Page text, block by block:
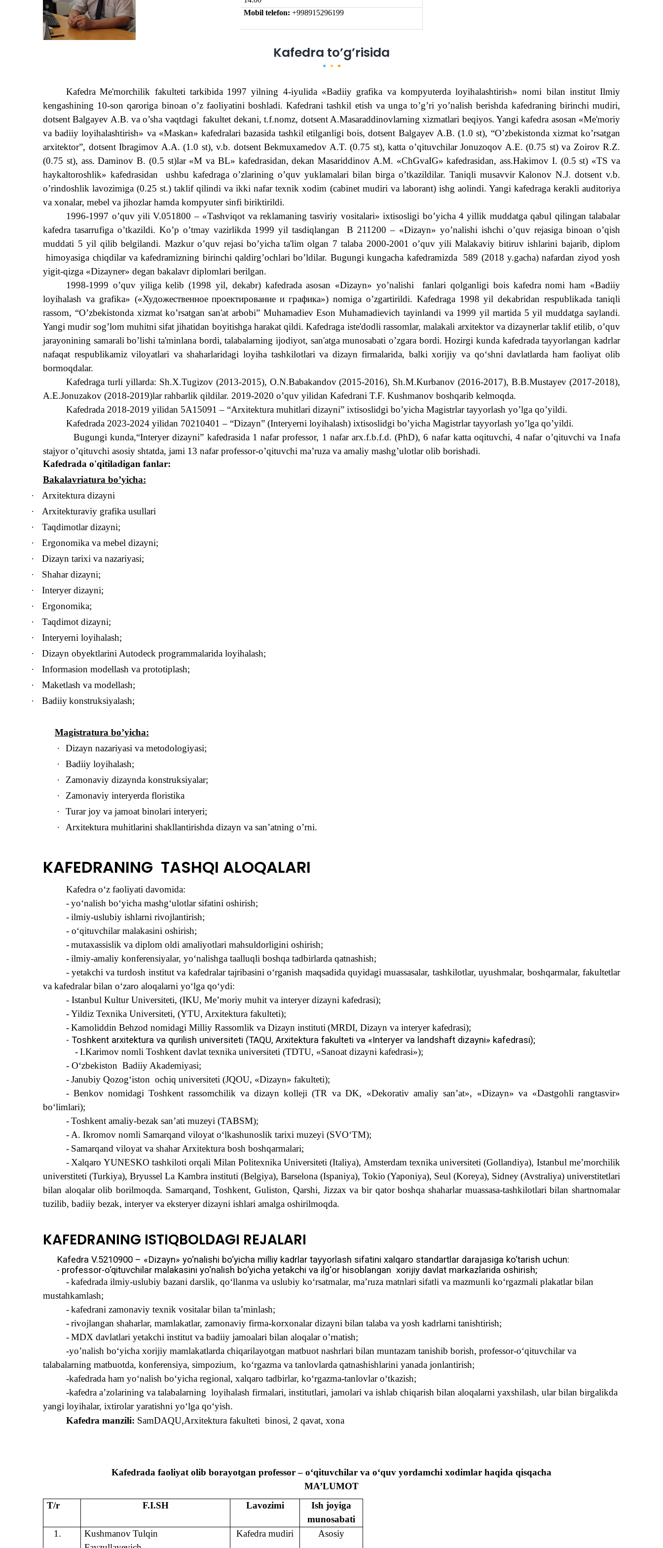
Mobil telefon:+998915296199
Kafedra to’g’risida
Kafedra Me'morchilik fakulteti tarkibida 1997 yilning 4-iyulida «Badiiy grafika va kompyuterda loyihalashtirish» nomi bilan institut Ilmiy
kengashining 10-son qaroriga binoan o’z faoliyatini boshladi. Kafedrani tashkil etish va unga to’g’ri yo’nalish berishda kafedraning birinchi mudiri,
dotsent Balgayev A.B. va o’sha vaqtdagi fakultet dekani, t.f.nomz, dotsent A.Masaraddinovlarning xizmatlari beqiyos. Yangi kafedra asosan «Me'moriy
va badiiy loyihalashtirish» va «Maskan» kafedralari bazasida tashkil etilganligi bois, dotsent Balgayev A.B. (1.0 st), “O’zbekistonda xizmat ko’rsatgan
arxitektor”, dotsent Ibragimov A.A. (1.0 st), v.b. dotsent Bekmuxamedov A.T. (0.75 st), katta o’qituvchilar Jonuzoqov A.E. (0.75 st) va Zoirov R.Z.
(0.75 st), ass. Daminov B. (0.5 st)lar «M va BL» kafedrasidan, dekan Masariddinov A.M. «ChGvaIG» kafedrasidan, ass.Hakimov I. (0.5 st) «TS va
haykaltoroshlik» kafedrasidan ushbu kafedraga o’zlarining o’quv yuklamalari bilan birga o’tkazildilar. Taniqli musavvir Kalonov N.J. dotsent v.b.
o’rindoshlik lavozimiga (0.25 st.) taklif qilindi va ikki nafar texnik xodim (cabinet mudiri va laborant) ishg aolindi. Yangi kafedraga kerakli auditoriya
va xonalar, mebel va jihozlar hamda kompyuter sinfi biriktirildi.
1996-1997 o’quv yili V.051800 – «Tashviqot va reklamaning tasviriy vositalari» ixtisosligi bo’yicha 4 yillik muddatga qabul qilingan talabalar
kafedra tasarrufiga o’tkazildi. Ko’p o’tmay vazirlikda 1999 yil tasdiqlangan B 211200 – «Dizayn» yo’nalishi ishchi o’quv rejasiga binoan o’qish
muddati 5 yil qilib belgilandi. Mazkur o’quv rejasi bo’yicha ta'lim olgan 7 talaba 2000-2001 o’quv yili Malakaviy bitiruv ishlarini bajarib, diplom
himoyasiga chiqdilar va kafedramizning birinchi qaldirg’ochlari bo’ldilar. Bugungi kungacha kafedramizda 589 (2018 y.gacha) nafardan ziyod yosh
yigit-qizga «Dizayner» degan bakalavr diplomlari berilgan.
1998-1999 o’quv yiliga kelib (1998 yil, dekabr) kafedrada asosan «Dizayn» yo’nalishi fanlari qolganligi bois kafedra nomi ham «Badiiy
loyihalash va grafika» («Художественное проектирование и графика») nomiga o’zgartirildi. Kafedraga 1998 yil dekabridan respublikada taniqli
rassom, “O’zbekistonda xizmat ko’rsatgan san'at arbobi” Muhamadiev Eson Muhamadievich tayinlandi va 1999 yil martida 5 yil muddatga saylandi.
Yangi mudir sog’lom muhitni sifat jihatidan boyitishga harakat qildi. Kafedraga iste'dodli rassomlar, malakali arxitektor va dizaynerlar taklif etilib, o’quv
jarayonining samarali bo’lishi ta'minlana bordi, talabalarning ijodiyot, san'atga munosabati o’zgara bordi. Hozirgi kunda kafedrada tayyorlangan kadrlar
nafaqat respublikamiz viloyatlari va shaharlaridagi loyiha tashkilotlari va dizayn firmalarida, balki xorijiy va qo‘shni davlatlarda ham faoliyat olib
bormoqdalar.
Kafedraga turli yillarda: Sh.X.Tugizov (2013-2015), O.N.Babakandov (2015-2016), Sh.M.Kurbanov (2016-2017), B.B.Mustayev (2017-2018),
A.E.Jonuzakov (2018-2019)lar rahbarlik qildilar. 2019-2020 o’quv yilidan Kafedrani T.F. Kushmanov boshqarib kelmoqda.
Kafedrada 2018-2019 yilidan 5A15091 – “Arxitektura muhitlari dizayni” ixtisoslidgi bo’yicha Magistrlar tayyorlash yo’lga qo’yildi.
Kafedrada 2023-2024 yilidan 70210401 – “Dizayn” (Interyerni loyihalash) ixtisoslidgi bo’yicha Magistrlar tayyorlash yo’lga qo’yildi.
Bugungi kunda,“Interyer dizayni” kafedrasida 1 nafar professor, 1 nafar arx.f.b.f.d. (PhD), 6 nafar katta oqituvchi, 4 nafar o’qituvchi va 1nafa
stajyor o’qituvchi asosiy shtatda, jami 13 nafar professor-o’qituvchi ma’ruza va amaliy mashg’ulotlar olib borishadi.
Kafedrada o'qitiladigan fanlar:
Bakalavriatura bo’yicha:
·
Arxitektura dizayni
·
Arxitekturaviy grafika usullari
·
Taqdimotlardizayni;
·
Ergonomika va mebel dizayni;
·
Dizayn tarixi va nazariyasi;
·
Shahar dizayni;
·
Interyer dizayni;
·
Ergonomika;
·
Taqdimot dizayni;
·
Interyerni loyihalash;
·
Dizayn obyektlarini Autodeck programmalarida loyihalash;
·
Informasion modellash va prototiplash;
·
Maketlash va modellash;
·
Badiiykonstruksiyalash;
Magistratura bo’yicha:
·
Dizayn nazariyasi va metodologiyasi;
·
Badiiy loyihalash;
·
Zamonaviy dizaynda konstruksiyalar;
·
Zamonaviy interyerda floristika
·
Turar joy va jamoat binolari interyeri;
·
Arxitektura muhitlarini shakllantirishda dizayn va san’atning o’rni.
KAFEDRANING TASHQI ALOQALARI
Kafedrao‘z faoliyati davomida:
-yo‘nalish bo‘yicha mashg‘ulotlar sifatini oshirish;
-ilmiy-uslubiy ishlarni rivojlantirish;
- o‘qituvchilar malakasini oshirish;
-mutaxassislik va diplom oldi amaliyotlari mahsuldorligini oshirish;
-ilmiy-amaliy konferensiyalar, yo‘nalishga taalluqli boshqa tadbirlardaqatnashish;
- yetakchi va turdosh institut va kafedralar tajribasinio‘rganish maqsadidaquyidagi muassasalar, tashkilotlar, uyushmalar, boshqarmalar, fakultetlar
va kafedralar bilan o‘zaro aloqalarni yo‘lga qo‘ydi:
- Istanbul Kultur Universiteti, (IKU, Me’moriy muhit va interyer dizayni kafedrasi);
- Yildiz Texnika Universiteti, (YTU, Arxitektura fakulteti);
-Kamoliddin Behzod nomidagi Milliy Rassomlik va Dizayn instituti (MRDI, Dizayn va interyer kafedrasi);
- Toshkent arxitektura va qurilish universiteti (TAQU, Arxitektura fakulteti va «Interyer va landshaft dizayni» kafedrasi);
-I.Karimov nomli Toshkent davlat texnika universiteti (TDTU, «Sanoat dizayni kafedrasi»);
- O‘zbekiston Badiiy Akademiyasi;
-JanubiyQozog‘iston ochiq universiteti (JQOU, «Dizayn» fakulteti);
- Benkov nomidagi Toshkent rassomchilik va dizayn kolleji (TR va DK, «Dekorativ amaliy san’at», «Dizayn» va «Dastgohli rangtasvir»
bo‘limlari);
-Toshkent amaliy-bezak san’ati muzeyi (TABSM);
- A. Ikromov nomli Samarqand viloyat o‘lkashunoslik tarixi muzeyi (SVO‘TM);
- Samarqand viloyat va shahar Arxitektura bosh boshqarmalari;
- Xalqaro YUNESKO tashkiloti orqali Milan Politexnika Universiteti (Italiya), Amsterdam texnika universiteti (Gollandiya), Istanbul me’morchilik
universtiteti (Turkiya), Bryussel La Kambra instituti (Belgiya), Barselona (Ispaniya), Tokio (Yaponiya), Seul (Koreya), Sidney (Avstraliya) universtitetlari
bilan aloqalar olib borilmoqda. Samarqand, Toshkent, Guliston, Qarshi, Jizzax va bir qator boshqa shaharlar muassasa-tashkilotlari bilan shartnomalar
tuzilib, badiiy bezak, interyer va eksteryer dizayni ishlari amalga oshirilmoqda.
KAFEDRANING ISTIQBOLDAGI REJALARI
Kafedra V.5210900 – «Dizayn» yo‘nalishi bo‘yicha milliy kadrlar tayyorlash sifatini xal qaro standartlar darajasiga ko‘tarish uchun:
- professor-o‘qituvchilar malakasini yo‘nalish bo‘yicha yetakchi va il g‘or hisoblangan xorijiy davlat markazlarida oshirish;
-kafedrada ilmiy-uslubiy bazani darslik,qo‘llanma va uslubiy ko‘rsatmalar, ma’ruza matnlari sifatli va mazmunli ko‘rgazmali plakatlar bilan
mustahkamlash;
-kafedrani zamonaviy texnik vositalar bilan ta’minlash;
-rivojlangan shaharlar, mamlakatlar, zamonaviy firma-korxonalar dizayni bilan talaba va yosh kadrlarni tanishtirish;
-MDX davlatlari yetakchi institut va badiiy jamoalari bilan aloqalar o’rnatish;
-yo’nalish bo‘yicha xorijiy mamlakatlarda chiqarilayotgan matbuot nashrlari bilan muntazam tanishib borish, professor-o‘qituvchilar va
talabalarning matbuotda, konferensiya, simpozium, ko‘rgazma va tanlovlarda qatnashishlarini yanada jonlantirish;
-kafedradaham yo‘nalish bo‘yicha regional, xalqaro tadbirlar, ko‘rgazma-tanlovlaro‘tkazish;
-kafedra a’zolarining va talabalarning loyihalash firmalari, institutlari, jamolari va ishlab chiqarish bilan aloqalarni yaxshilash, ular bilan birgalikda
yangi loyihalar, ixtirolar yaratishni yo‘lga qo‘yish.
Kafedra manzili: SamDAQU,Arxitektura fakulteti binosi, 2 qavat, xona
Kafedrada faoliyat olib borayotgan professor – o‘qituvchilar va o‘quv yordamchi xodimlar haqida qisqacha
MA’LUMOT
T/r
F.I.SH Lavozimi
Ish joyiga
munosabati
1.
KushmanovTulqin
Kafedra mudiri Asosiy